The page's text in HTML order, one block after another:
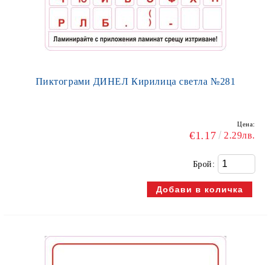
Пиктограми ДИНЕЛ Кирилица светла №281
Цена:
€1.17 2.29лв.
Брой: